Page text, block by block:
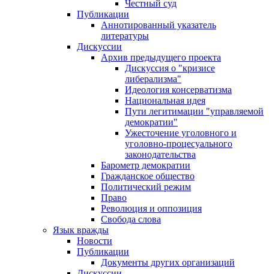
Честный суд
Публикации
Аннотированный указатель
литературы
Дискуссии
Архив предыдущего проекта
Дискуссия о "кризисе
либерализма"
Идеология консерватизма
Национальная идея
Пути легитимации "управляемой
демократии"
Ужесточение уголовного и
уголовно-процесуального
законодательства
Барометр демократии
Гражданское общество
Политический режим
Право
Революция и оппозиция
Свобода слова
Язык вражды
Новости
Публикации
Документы других организаций